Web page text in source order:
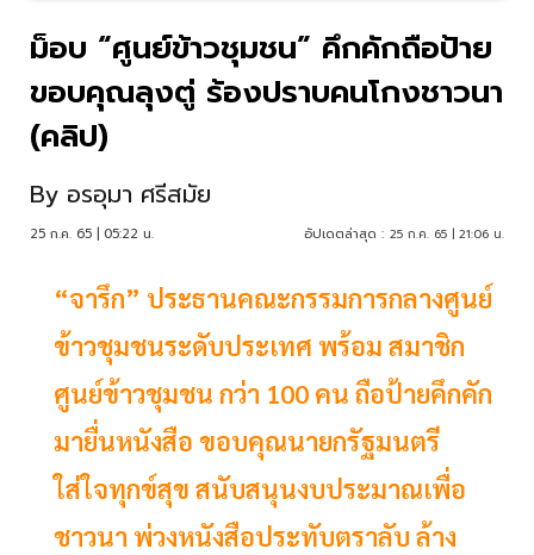
ม็อบ “ศูนย์ข้าวชุมชน” คึกคักถือป้าย
ขอบคุณลุงตู่ ร้องปราบคนโกงชาวนา
(คลิป)
By อรอุมา ศรีสมัย
25 ก.ค. 65 | 05:22 น. อัปเดตล่าสุด : 25 ก.ค. 65 | 21:06 น.
“จารึก” ประธานคณะกรรมการกลางศูนย์
ข้าวชุมชนระดับประเทศ พร้อม สมาชิก
ศูนย์ข้าวชุมชน กว่า 100 คน ถือป้ายคึกคัก
มายื่นหนังสือ ขอบคุณนายกรัฐมนตรี
ใส่ใจทุกข์สุข สนับสนุนงบประมาณเพื่อ
ชาวนา พ่วงหนังสือประทับตราลับ ล้าง